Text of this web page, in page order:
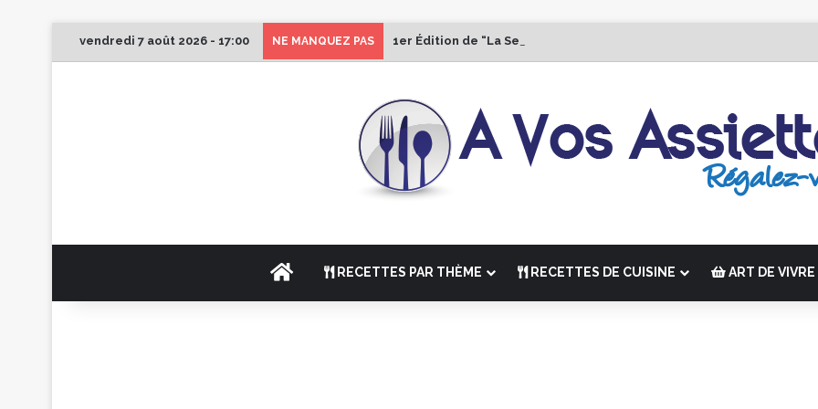
vendredi 7 août 2026 - 17:00 NE MANQUEZ PAS 1er Édition de “La Semaine des Chefs” du 19 au 24 octobre 2026
ACCUEILRECETTES PAR THÈME RECETTES DE CUISINE ART DE VIVRE